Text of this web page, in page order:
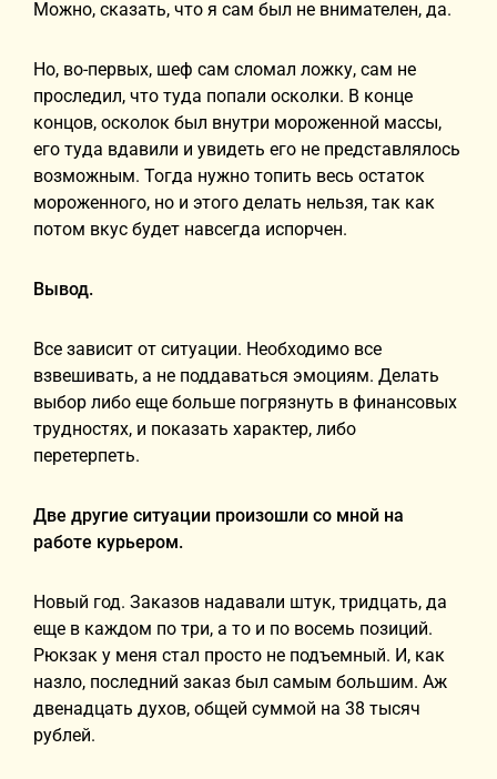
Можно, сказать, что я сам был не внимателен, да.
Но, во-первых, шеф сам сломал ложку, сам не
проследил, что туда попали осколки. В конце
концов, осколок был внутри мороженной массы,
его туда вдавили и увидеть его не представлялось
возможным. Тогда нужно топить весь остаток
мороженного, но и этого делать нельзя, так как
потом вкус будет навсегда испорчен.
Вывод.
Все зависит от ситуации. Необходимо все
взвешивать, а не поддаваться эмоциям. Делать
выбор либо еще больше погрязнуть в финансовых
трудностях, и показать характер, либо
перетерпеть.
Две другие ситуации произошли со мной на
работе курьером.
Новый год. Заказов надавали штук, тридцать, да
еще в каждом по три, а то и по восемь позиций.
Рюкзак у меня стал просто не подъемный. И, как
назло, последний заказ был самым большим. Аж
двенадцать духов, общей суммой на 38 тысяч
рублей.